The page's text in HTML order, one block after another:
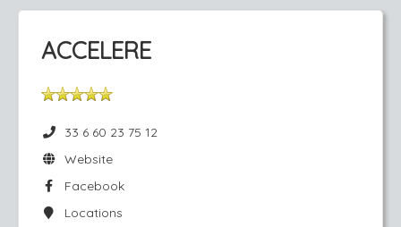
ACCELERE
33 6 60 23 75 12
Website
Facebook
Locations